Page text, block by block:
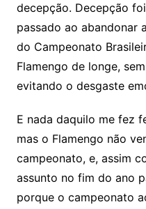
decepção. Decepção
passado ao abandonar
do Campeonato
Flamengo de longe,
evitando o desgaste
E nada daquilo me fez
mas o Flamengo não
campeonato, e, assim
assunto no fim do ano
porque o campeonato